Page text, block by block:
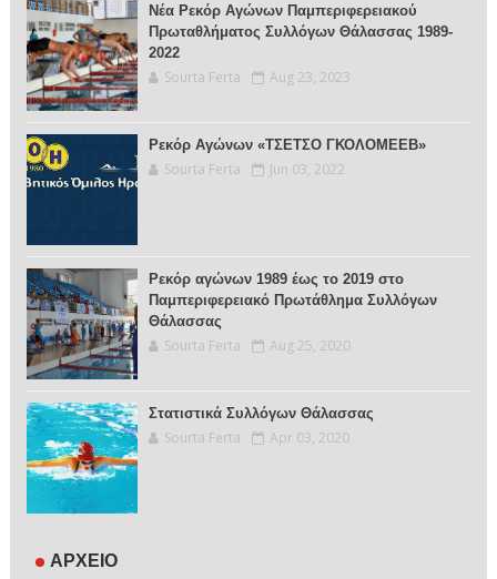
Νέα Ρεκόρ Αγώνων Παμπεριφερειακού
Πρωταθλήματος Συλλόγων Θάλασσας 1989-
2022
Sourta Ferta Aug 23, 2023
Ρεκόρ Αγώνων «ΤΣΕΤΣΟ ΓΚΟΛΟΜΕΕΒ»
Sourta Ferta Jun 03, 2022
Ρεκόρ αγώνων 1989 έως το 2019 στο
Παμπεριφερειακό Πρωτάθλημα Συλλόγων
Θάλασσας
Sourta Ferta Aug 25, 2020
Στατιστικά Συλλόγων Θάλασσας
Sourta Ferta Apr 03, 2020
ΑΡΧΕΙΟ